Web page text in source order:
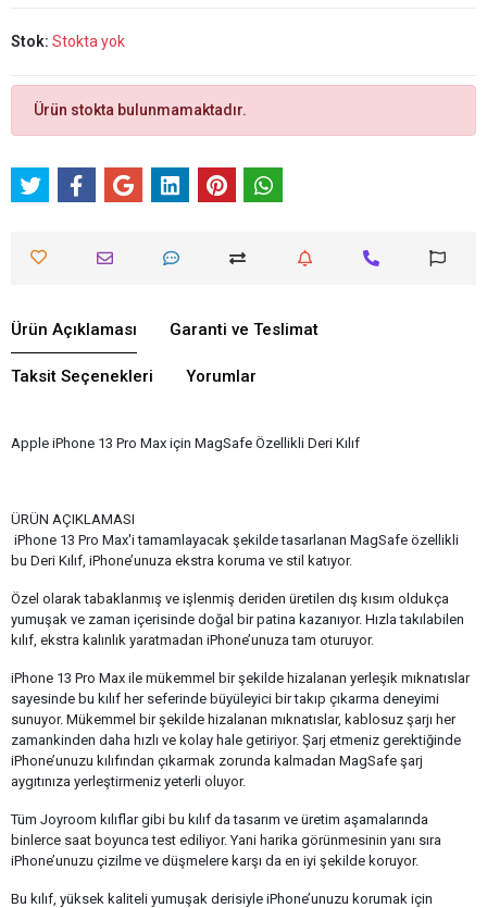
Stok: Stokta yok
Ürün stokta bulunmamaktadır.
Ürün Açıklaması Garanti ve Teslimat
Taksit Seçenekleri Yorumlar
Apple iPhone 13 Pro Max için MagSafe Özellikli Deri Kılıf
ÜRÜN AÇIKLAMASI
iPhone 13 Pro Max'i tamamlayacak şekilde tasarlanan MagSafe özellikli
bu Deri Kılıf, iPhone’unuza ekstra koruma ve stil katıyor.
Özel olarak tabaklanmış ve işlenmiş deriden üretilen dış kısım oldukça
yumuşak ve zaman içerisinde doğal bir patina kazanıyor. Hızla takılabilen
kılıf, ekstra kalınlık yaratmadan iPhone’unuza tam oturuyor.
iPhone 13 Pro Max ile mükemmel bir şekilde hizalanan yerleşik mıknatıslar
sayesinde bu kılıf her seferinde büyüleyici bir takıp çıkarma deneyimi
sunuyor. Mükemmel bir şekilde hizalanan mıknatıslar, kablosuz şarjı her
zamankinden daha hızlı ve kolay hale getiriyor. Şarj etmeniz gerektiğinde
iPhone’unuzu kılıfından çıkarmak zorunda kalmadan MagSafe şarj
aygıtınıza yerleştirmeniz yeterli oluyor.
Tüm Joyroom kılıflar gibi bu kılıf da tasarım ve üretim aşamalarında
binlerce saat boyunca test ediliyor. Yani harika görünmesinin yanı sıra
iPhone’unuzu çizilme ve düşmelere karşı da en iyi şekilde koruyor.
Bu kılıf, yüksek kaliteli yumuşak derisiyle iPhone’unuzu korumak için